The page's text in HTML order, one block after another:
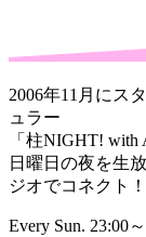
2006年11月にス
ュラー
「柱NIGHT!
日曜日の夜を生
ジオでコネクト！
Every Sun. 23:00